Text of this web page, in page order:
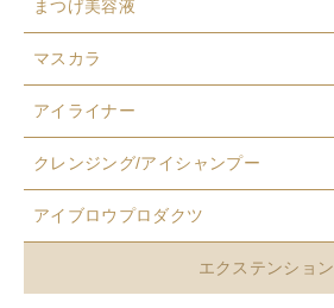
まつげ美容液
マスカラ
アイライナー
クレンジング/アイシャンプー
アイブロウプロダクツ
エクステンション